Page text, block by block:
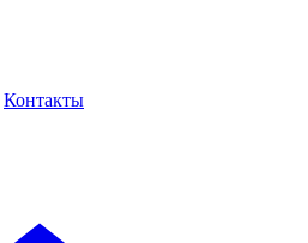
Контакты